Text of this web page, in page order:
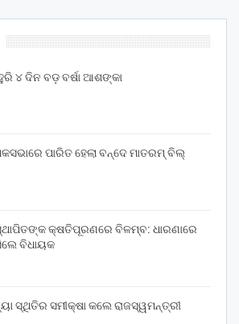
୪ ଦିନ ବଡ଼ ବର୍ଷା ଆଶଙ୍କା
ପାରିତ ହେଲା ବନ୍ଦେ ମାତରମ୍‌ ବିଲ୍‌
କ୍ଷତିପୂରଣରେ ବିଳମ୍ବ: ଧାରଣାରେ
ବିଧାୟକ
ସ୍ଥିତିର ସମୀକ୍ଷା କଲେ ରାଜସ୍ୱମନ୍ତ୍ରୀ